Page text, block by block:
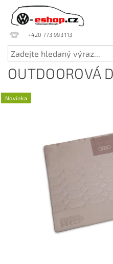
+420 773 993 113
OUTDOOROVÁ
Novinka